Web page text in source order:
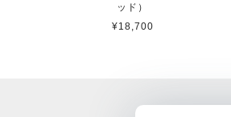
ッド）
¥18,700